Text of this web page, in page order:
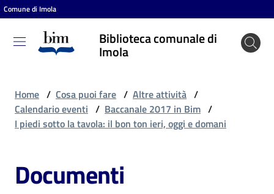
Vai al contenuto
Vai alla navigazione
Vai al footer
Comune di Imola
Biblioteca comunale di
Imola
Biblioteca
comunale
Cosa
Home / Cosa puoi fare / Altre attività /
Calendario eventi / Baccanale 2017 in Bim /
I piedi sotto la tavola: il bon ton ieri, oggi e domani
Documenti